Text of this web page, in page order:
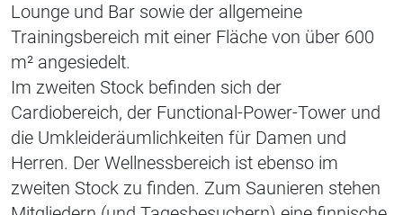
Lounge und Bar sowie der allgemeine
Trainingsbereich mit einer Fläche von über 600
m² angesiedelt.
Im zweiten Stock befinden sich der
Cardiobereich, der Functional-Power-Tower und
die Umkleideräumlichkeiten für Damen und
Herren. Der Wellnessbereich ist ebenso im
zweiten Stock zu finden. Zum Saunieren stehen